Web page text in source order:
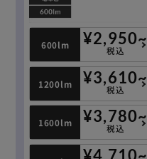
600lm ¥2,950~
税込
1200lm ¥3,610~
税込
1600lm ¥3,780~
税込